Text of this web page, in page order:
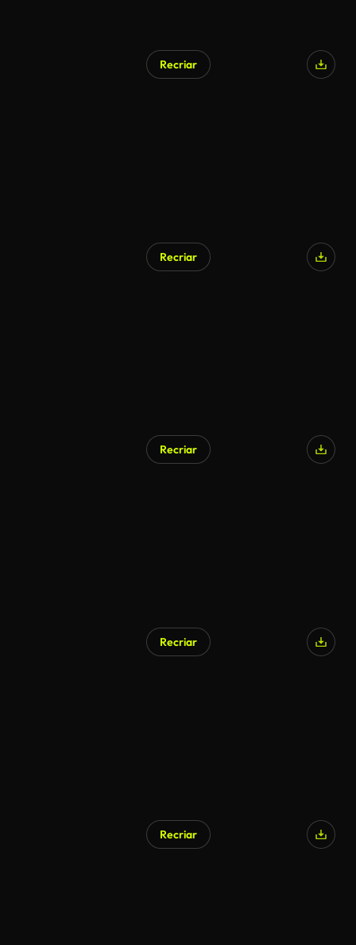
Recriar
Recriar
Recriar
Recriar
Recriar